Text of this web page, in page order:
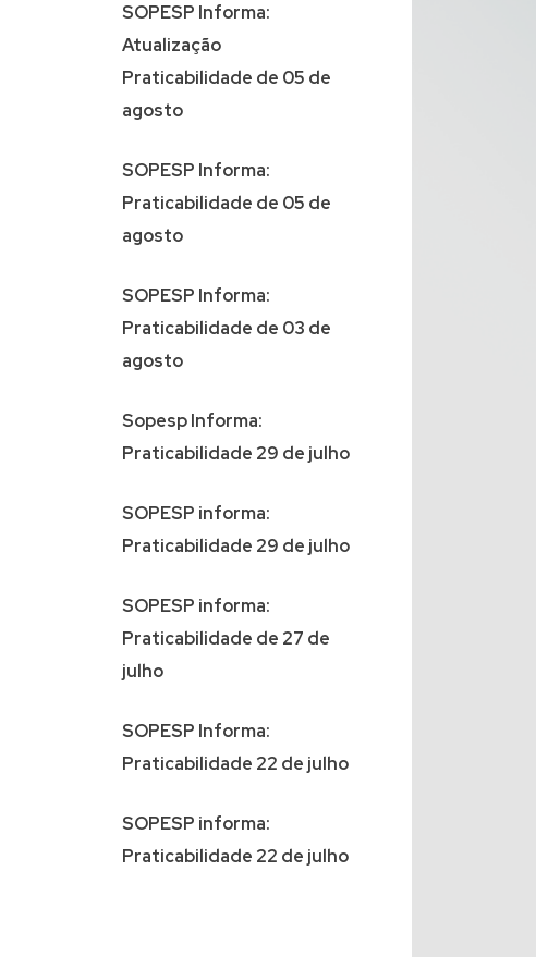
SOPESP Informa:
Atualização
Praticabilidade de 05 de
agosto
SOPESP Informa:
Praticabilidade de 05 de
agosto
SOPESP Informa:
Praticabilidade de 03 de
agosto
Sopesp Informa:
Praticabilidade 29 de julho
SOPESP informa:
Praticabilidade 29 de julho
SOPESP informa:
Praticabilidade de 27 de
julho
SOPESP Informa:
Praticabilidade 22 de julho
SOPESP informa:
Praticabilidade 22 de julho